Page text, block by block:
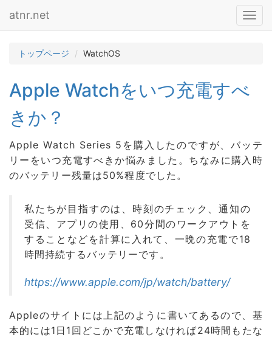
atnr.net
トップページ WatchOS
Apple Watchをいつ充電すべ
きか？
Apple Watch Series 5を購入したのですが、バッテ
リーをいつ充電すべきか悩みました。ちなみに購入時
のバッテリー残量は50%程度でした。
私たちが目指すのは、時刻のチェック、通知の
受信、アプリの使用、60分間のワークアウトを
することなどを計算に入れて、一晩の充電で18
時間持続するバッテリーです。
https://www.apple.com/jp/watch/battery/
Appleのサイトには上記のように書いてあるので、基
本的には1日1回どこかで充電しなければ24時間もたな